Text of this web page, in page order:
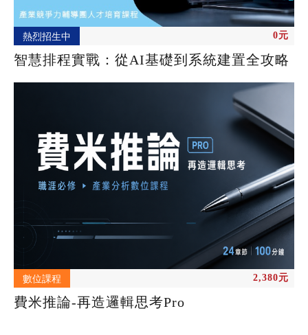
熱烈招生中 0元
智慧排程實戰：從AI基礎到系統建置全攻略
數位課程 2,380元
費米推論-再造邏輯思考Pro